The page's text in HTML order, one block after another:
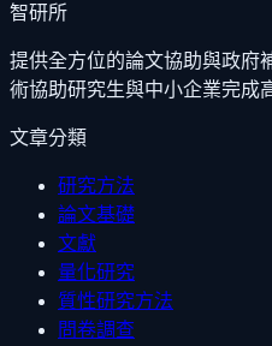
智研所
提供全方位的論文協助與政府
術協助研究生與中小企業完成
文章分類
研究方法
論文基礎
文獻
量化研究
質性研究方法
問卷調查